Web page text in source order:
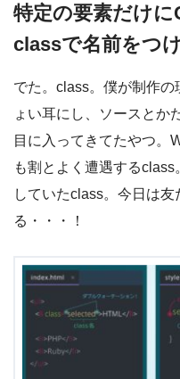
特定の要素だけ
classで名前をつ
でた。class。僕が制作
ょい耳にし、ソースとか
目に入ってきてたやつ。
も割とよく遭遇する
していたclass。今日は
る・・・！